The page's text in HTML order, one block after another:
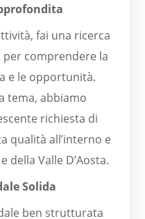
fai una ricerca
comprendere la
e le opportunità.
tema, abbiamo
richiesta di
qualità all’interno e
della Valle D’Aosta.
Solida
ben strutturata